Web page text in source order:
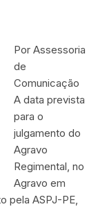
Por Assessoria
de
Comunicação
A data prevista
para o
julgamento do
Agravo
Regimental, no
Agravo em
pela ASPJ-PE,